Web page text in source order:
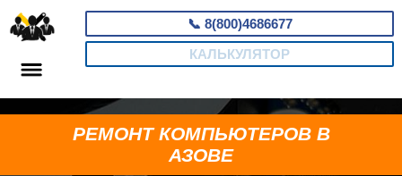
📞 8(800)4686677
КАЛЬКУЛЯТОР
РЕМОНТ КОМПЬЮТЕРОВ В
АЗОВЕ